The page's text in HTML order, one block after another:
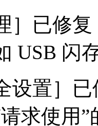
已修复
USB 闪
置］已
求使用